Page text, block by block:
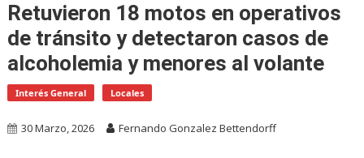
Retuvieron 18 motos en operativos
de tránsito y detectaron casos de
alcoholemia y menores al volante
Interés General Locales
30 Marzo, 2026 Fernando Gonzalez Bettendorff